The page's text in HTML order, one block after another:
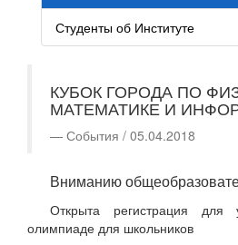
Студенты об Институте
КУБОК ГОРОДА ПО
МАТЕМАТИКЕ И
События / 05.04.2018
Вниманию
Открыта регистрация для
олимпиаде для школьников